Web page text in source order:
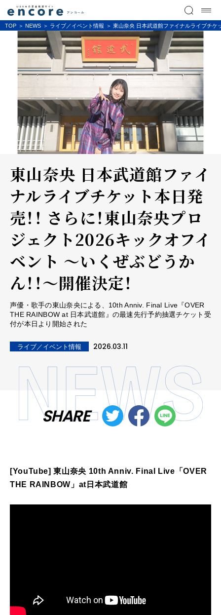
TOP NEWS ライブ／イベント情報 東山奈央 日本武道館ファイナルライブチケ
東山奈央 日本武道館ファイ
ナルライブチケット本日発
売！！ さらに！東山奈央プロ
ジェクト2026キックオフイ
ベント 〜いくぜぶどうか
ん！！〜開催決定！
声優・歌手の東山奈央による、10th Anniv. Final Live『OVER
THE RAINBOW at 日本武道館』の最速先行予約抽選チケット受
付が本日より開始された
ライブ／イベント情報 2026.03.11
SHARE
[YouTube] 東山奈央 10th Anniv. Final Live「OVER
THE RAINBOW」at日本武道館